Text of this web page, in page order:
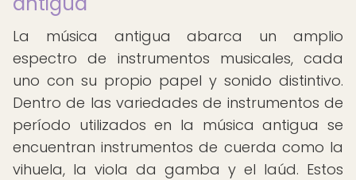
La música antigua abarca un amplio
espectro de instrumentos musicales, cada
uno con su propio papel y sonido distintivo.
Dentro de las variedades de instrumentos de
período utilizados en la música antigua se
encuentran instrumentos de cuerda como la
vihuela, la viola da gamba y el laúd. Estos